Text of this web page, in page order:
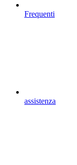
Frequenti
assistenza